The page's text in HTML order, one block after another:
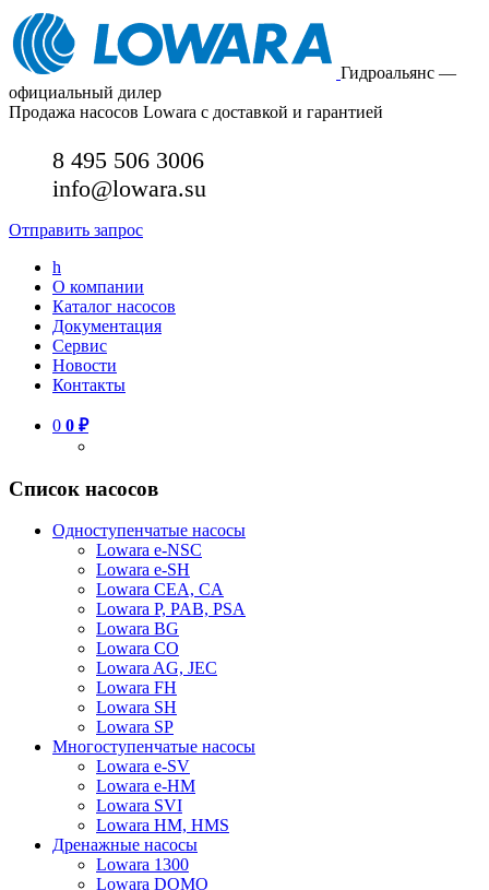
Гидроальянс —
официальный дилер
Продажа насосов Lowara с доставкой и гарантией
8 495 506 3006
info@lowara.su
Отправить запрос
h
О компании
Каталог насосов
Документация
Сервис
Новости
Контакты
0 0 ₽
Список насосов
Одноступенчатые насосы
Lowara e-NSC
Lowara e-SH
Lowara CEA, CA
Lowara P, PAB, PSA
Lowara BG
Lowara CO
Lowara AG, JEC
Lowara FH
Lowara SH
Lowara SP
Многоступенчатые насосы
Lowara e-SV
Lowara e-HM
Lowara SVI
Lowara HM, HMS
Дренажные насосы
Lowara 1300
Lowara DOMO